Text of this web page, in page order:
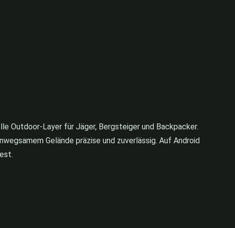
Outdoor-Layer für Jäger, Bergsteiger und Backpacker.
Gelände präzise und zuverlässig. Auf Android